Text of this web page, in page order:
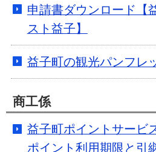
申請書ダウンロード【
スト益子】
益子町の観光パンフレ
商工係
益子町ポイントサービ
ポイント利用期限と引